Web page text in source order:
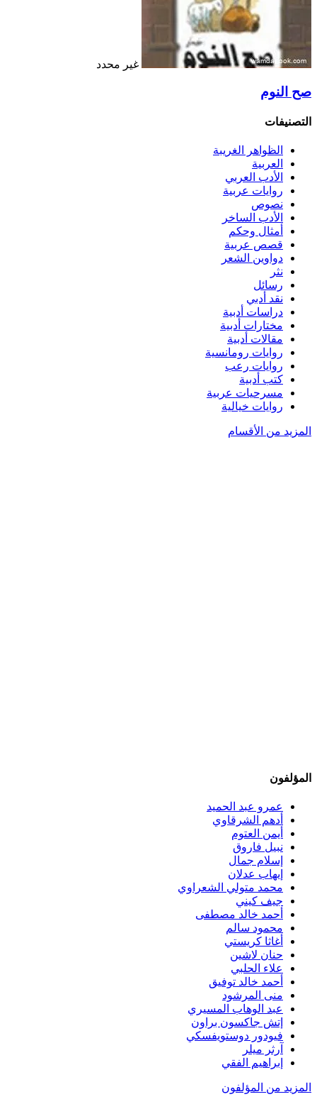
غير محدد
صح النوم
التصنيفات
الظواهر الغريبة‏
العربية
الأدب العربي
روايات عربية
نصوص
الأدب الساخر
أمثال وحكم
قصص عربية
دواوين الشعر
نثر
رسائل
نقد أدبي
دراسات أدبية
مختارات أدبية
مقالات أدبية
روايات رومانسية
روايات رعب
كتب أدبية
مسرحيات عربية
روايات خيالية
المزيد من الأقسام
المؤلفون
عمرو عبد الحميد
أدهم الشرقاوي
أيمن العتوم
نبيل فاروق
إسلام جمال
إيهاب عدلان
محمد متولي الشعراوي
جيف كيني
أحمد خالد مصطفى
محمود سالم
أغاثا كريستي
حنان لاشين
علاء الحلبي
أحمد خالد توفيق
منى المرشود
عبد الوهاب المسيري
إتش جاكسون براون
فيودور دوستويفسكي
آرثر ميلر
إبراهيم الفقي
المزيد من المؤلفون